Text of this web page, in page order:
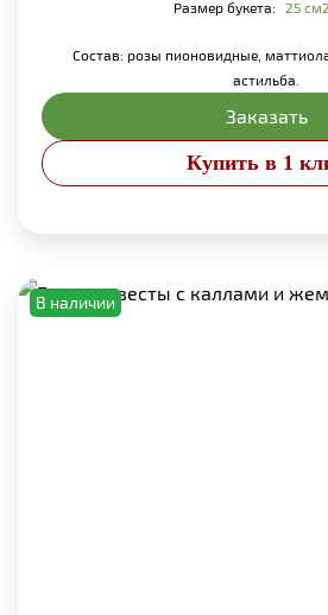
Размер букета: 25 см
Состав: розы пионовидные,
астильба.
Заказать
Купить в 1
В наличии